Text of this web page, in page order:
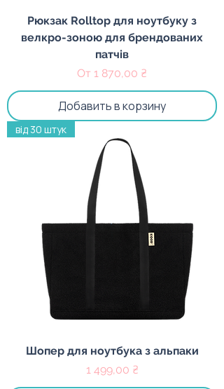
Рюкзак Rolltop для ноутбуку з
велкро-зоною для брендованих
патчів
От 1 870,00 ₴
Цена со скидкой
Добавить в корзину
від 30 штук
Шопер для ноутбука з альпаки
Цена
1 499,00 ₴